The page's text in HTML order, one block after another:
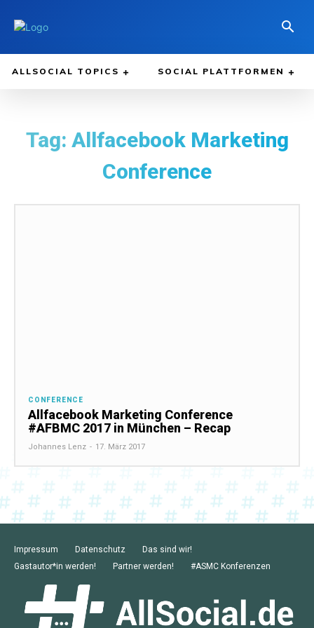
ALLSOCIAL TOPICS SOCIAL PLATTFORMEN
Tag: Allfacebook Marketing
Conference
CONFERENCE
Allfacebook Marketing Conference
#AFBMC 2017 in München – Recap
Johannes Lenz - 17. März 2017
Impressum Datenschutz
Das sind wir!
Gastautor*in werden!
Partner werden! #ASMC Konferenzen